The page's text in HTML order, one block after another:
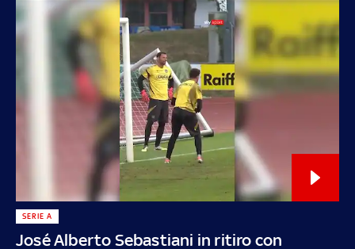
José Alberto Sebastiani in ritiro con
SERIE A